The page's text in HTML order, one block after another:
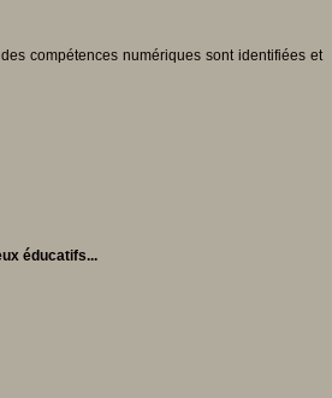
compétences numériques sont identifiées et
éducatifs...